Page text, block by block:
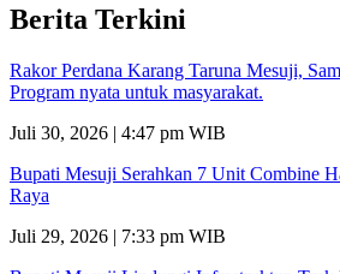
Berita Terkini
Rakor Perdana Karang Taruna Mesuji,
Program nyata untuk masyarakat.
Juli 30, 2026 | 4:47 pm WIB
Bupati Mesuji Serahkan 7 Unit Combine
Raya
Juli 29, 2026 | 7:33 pm WIB